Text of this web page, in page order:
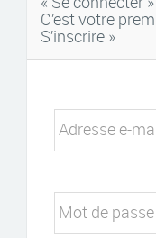
C’est votre
S’inscrire »
Adresse e-
Mot de passe